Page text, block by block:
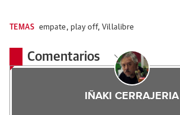
TEMAS empate, play off,Villalibre
Comentarios
IÑAKI CERRAJERIA